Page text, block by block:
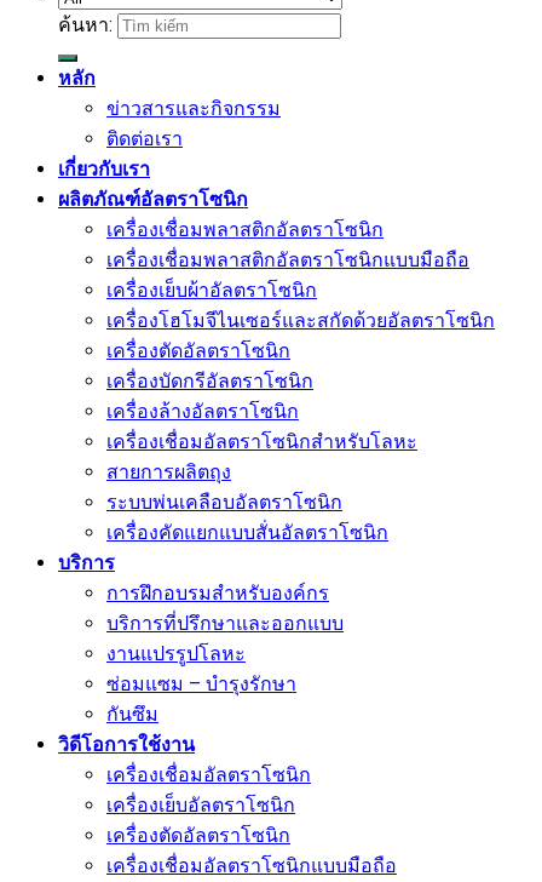
ค้นหา:
หลัก
ข่าวสารและกิจกรรม
ติดต่อเรา
เกี่ยวกับเรา
ผลิตภัณฑ์อัลตราโซนิก
เครื่องเชื่อมพลาสติกอัลตราโซนิก
เครื่องเชื่อมพลาสติกอัลตราโซนิกแบบมือถือ
เครื่องเย็บผ้าอัลตราโซนิก
เครื่องโฮโมจีไนเซอร์และสกัดด้วยอัลตราโซนิก
เครื่องตัดอัลตราโซนิก
เครื่องบัดกรีอัลตราโซนิก
เครื่องล้างอัลตราโซนิก
เครื่องเชื่อมอัลตราโซนิกสำหรับโลหะ
สายการผลิตถุง
ระบบพ่นเคลือบอัลตราโซนิก
เครื่องคัดแยกแบบสั่นอัลตราโซนิก
บริการ
การฝึกอบรมสำหรับองค์กร
บริการที่ปรึกษาและออกแบบ
งานแปรรูปโลหะ
ซ่อมแซม – บำรุงรักษา
กันซึม
วิดีโอการใช้งาน
เครื่องเชื่อมอัลตราโซนิก
เครื่องเย็บอัลตราโซนิก
เครื่องตัดอัลตราโซนิก
เครื่องเชื่อมอัลตราโซนิกแบบมือถือ